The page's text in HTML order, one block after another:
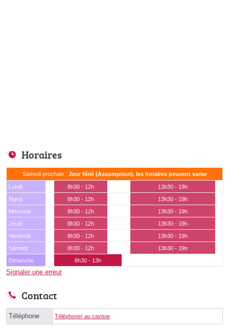
Horaires
Samedi prochain : Jour férié (Assomption), les horaires peuvent varier
Lundi 8h30 - 12h
13h30 - 19h
Mardi
8h30 - 12h
13h30 - 19h
Mercredi
8h30 - 12h
13h30 - 19h
Jeudi
8h30 - 12h
13h30 - 19h
Vendredi
8h30 - 12h
13h30 - 19h
Samedi
8h30 - 12h
13h30 - 19h
Dimanche
8h30 - 13h
Signaler une erreur
Contact
Téléphone Téléphoner au caviste